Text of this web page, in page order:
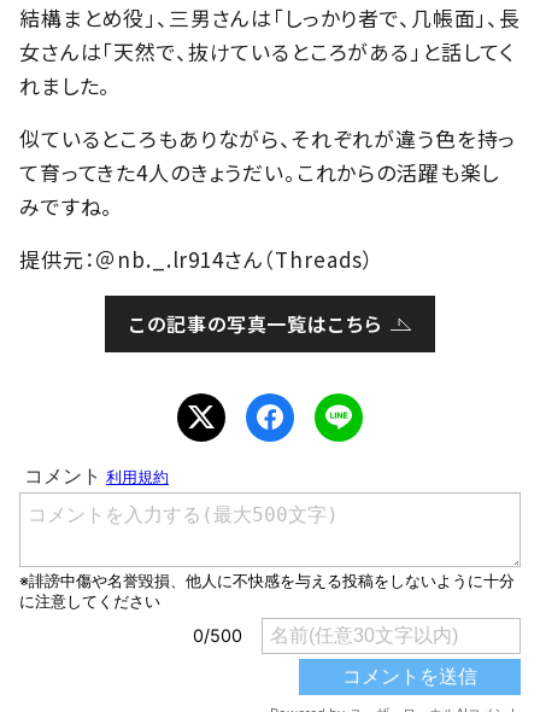
結構まとめ役」、三男さんは「しっかり者で、几帳面」、長
女さんは「天然で、抜けているところがある」と話してく
れました。
似ているところもありながら、それぞれが違う色を持っ
て育ってきた4人のきょうだい。これからの活躍も楽し
みですね。
提供元：＠nb._.lr914さん（Threads）
この記事の写真一覧はこちら